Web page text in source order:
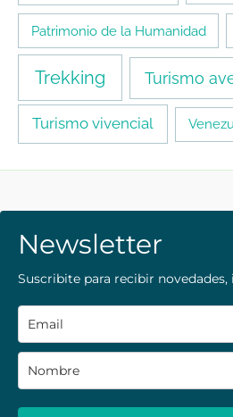
Patrimonio de la Humanidad
Trekking Turismo
Turismo vivencial
Newsletter
Suscribite para recibir novedades,